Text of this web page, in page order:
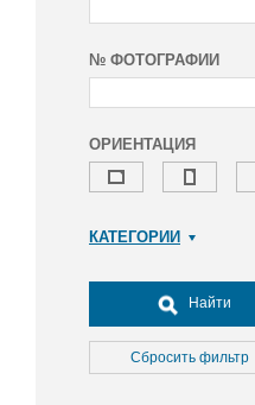
№ ФОТОГРАФИИ
ОРИЕНТАЦИЯ
КАТЕГОРИИ
Досуг, туризм и отдых
Культура
Медицина
Найти
Сбросить фильтр